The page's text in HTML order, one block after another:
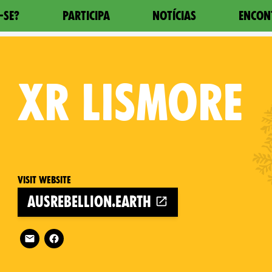
SE? PARTICIPA NOTÍCIAS
XR LISMORE
Visit website
ausrebellion.earth
Follow XR Lismore on